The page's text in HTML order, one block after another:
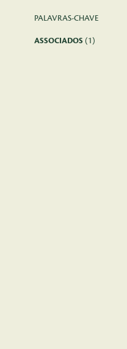
PALAVRAS-CHAVE
ASSOCIADOS (1)